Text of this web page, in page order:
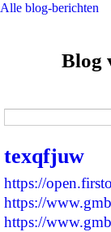
Alle blog-berichten
Blog
texqfjuw
https://
https://
https://